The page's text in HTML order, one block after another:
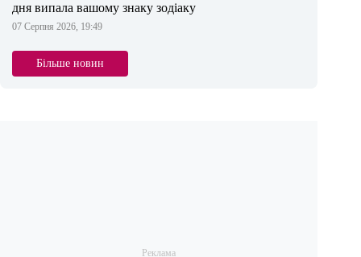
дня випала вашому знаку зодіаку
07 Серпня 2026, 19:49
Більше новин